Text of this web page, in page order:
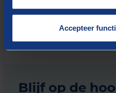
Accepteer
KANSHEBBERS
HET EN WAAROM MAKEN
Blijf op de